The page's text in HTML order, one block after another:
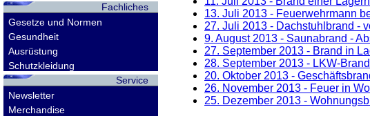
Fachliches
Gesetze und Normen
Gesundheit
Ausrüstung
Schutzkleidung
Service
Newsletter
Merchandise
13. Juli 2013 - Feuerwehrmann
27. Juli 2013 - Dachstuhlbrand -
9. August 2013 - Saunabrand -
27. September 2013 - Brand in
28. September 2013 - LKW-
20. Oktober 2013 -
26. November 2013 - Feuer in
25. Dezember 2013 -